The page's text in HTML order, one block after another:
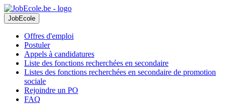
JobEcole
Offres d'emploi
Postuler
Appels à candidatures
Liste des fonctions recherchées en secondaire
Listes des fonctions recherchées en secondaire de promotion
sociale
Rejoindre un PO
FAQ